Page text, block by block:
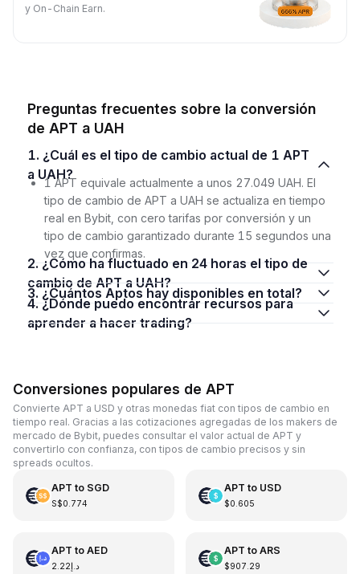
y On-Chain Earn.
Preguntas frecuentes sobre la conversión
de APT a UAH
1. ¿Cuál es el tipo de cambio actual de 1 APT
a UAH?
1 APT equivale actualmente a unos 27.049 UAH. El
tipo de cambio de APT a UAH se actualiza en tiempo
real en Bybit, con cero tarifas por conversión y un
tipo de cambio garantizado durante 15 segundos una
vez que confirmas.
2. ¿Cómo ha fluctuado en 24 horas el tipo de
cambio de APT a UAH?
3. ¿Cuántos Aptos hay disponibles en total?
4. ¿Dónde puedo encontrar recursos para
aprender a hacer trading?
Conversiones populares de APT
Convierte APT a USD y otras monedas fiat con tipos de cambio en
tiempo real. Gracias a las cotizaciones agregadas de los makers de
mercado de Bybit, puedes consultar el valor actual de APT y
convertirlo con confianza, con tipos de cambio precisos y sin
spreads ocultos.
APT to SGD
S$0.774
APT to USD
$0.605
APT to AED
د.إ2.22
APT to ARS
$907.29